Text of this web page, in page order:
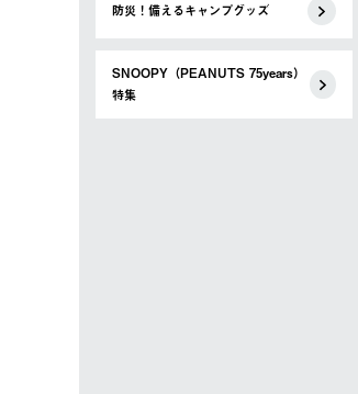
防災！備えるキャンプグッズ
SNOOPY（PEANUTS 75years）
特集